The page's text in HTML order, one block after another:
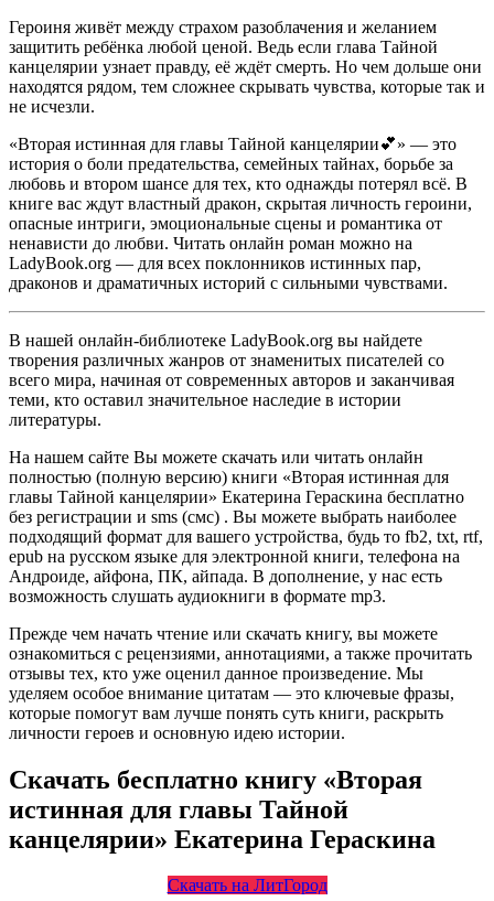
Героиня живёт между страхом разоблачения и желанием
защитить ребёнка любой ценой. Ведь если глава Тайной
канцелярии узнает правду, её ждёт смерть. Но чем дольше они
находятся рядом, тем сложнее скрывать чувства, которые так и
не исчезли.
«Вторая истинная для главы Тайной канцелярии💕» — это
история о боли предательства, семейных тайнах, борьбе за
любовь и втором шансе для тех, кто однажды потерял всё. В
книге вас ждут властный дракон, скрытая личность героини,
опасные интриги, эмоциональные сцены и романтика от
ненависти до любви. Читать онлайн роман можно на
LadyBook.org — для всех поклонников истинных пар,
драконов и драматичных историй с сильными чувствами.
В нашей онлайн-библиотеке LadyBook.org вы найдете
творения различных жанров от знаменитых писателей со
всего мира, начиная от современных авторов и заканчивая
теми, кто оставил значительное наследие в истории
литературы.
На нашем сайте Вы можете скачать или читать онлайн
полностью (полную версию) книги «Вторая истинная для
главы Тайной канцелярии» Екатерина Гераскина бесплатно
без регистрации и sms (смс) . Вы можете выбрать наиболее
подходящий формат для вашего устройства, будь то fb2, txt, rtf,
epub на русском языке для электронной книги, телефона на
Андроиде, айфона, ПК, айпада. В дополнение, у нас есть
возможность слушать аудиокниги в формате mp3.
Прежде чем начать чтение или скачать книгу, вы можете
ознакомиться с рецензиями, аннотациями, а также прочитать
отзывы тех, кто уже оценил данное произведение. Мы
уделяем особое внимание цитатам — это ключевые фразы,
которые помогут вам лучше понять суть книги, раскрыть
личности героев и основную идею истории.
Скачать бесплатно книгу «Вторая
истинная для главы Тайной
канцелярии» Екатерина Гераскина
Скачать на ЛитГород